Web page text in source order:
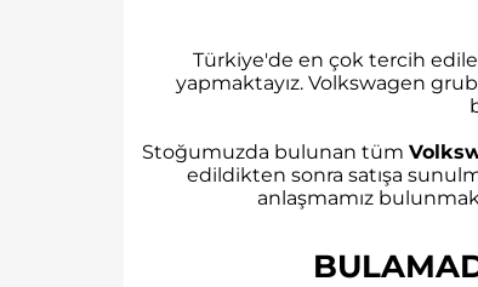
Türkiye'de en çok tercih
yapmaktayız. Volkswagen
Stoğumuzda bulunan tüm
edildikten sonra satışa
anlaşmamız